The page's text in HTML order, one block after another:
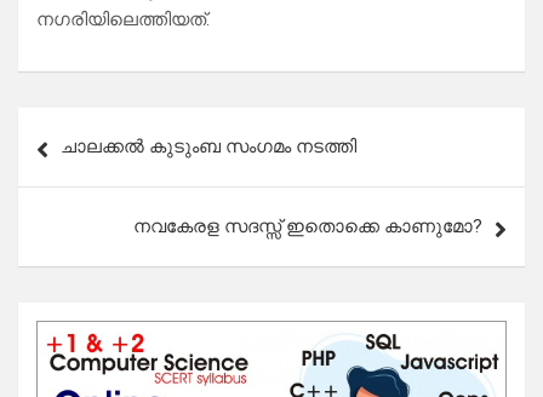
നഗരിയിലെത്തിയത്.
navigation
ചാലക്കൽ കുടുംബ സംഗമം നടത്തി
നവകേരള സദസ്സ് ഇതൊക്കെ കാണുമോ?